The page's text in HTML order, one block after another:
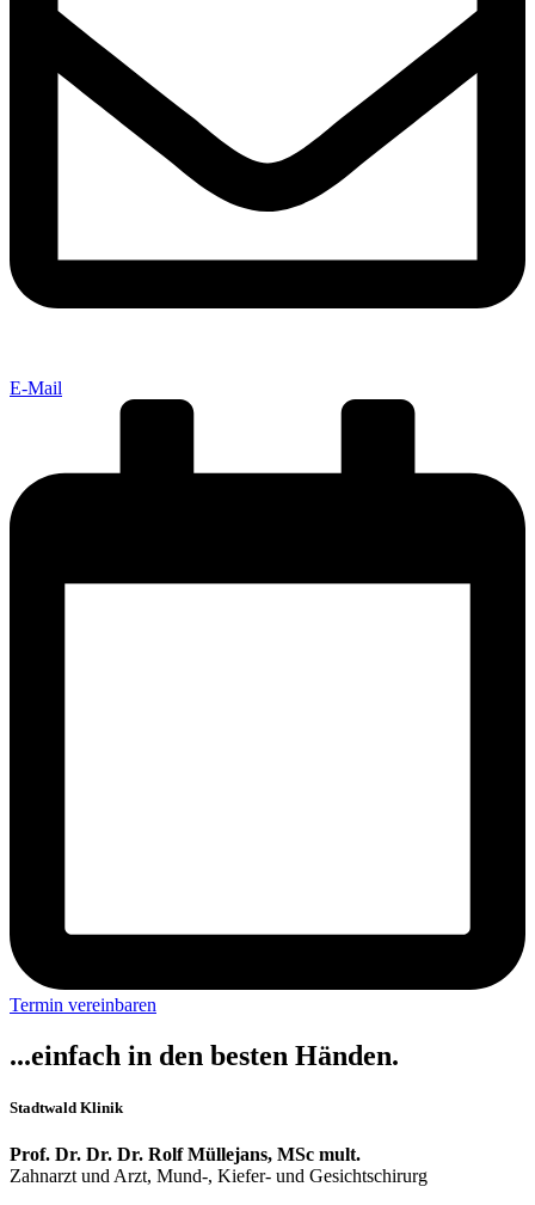
E-Mail
Termin vereinbaren
...einfach in den besten Händen.
Stadtwald Klinik
Prof. Dr. Dr. Dr. Rolf Müllejans, MSc mult.
Zahnarzt und Arzt, Mund-, Kiefer- und Gesichtschirurg